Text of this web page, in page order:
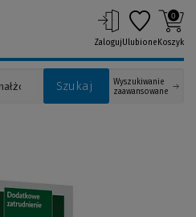
Szukaj
Wyszukiwanie
zaawansowane
ZalogujUlubione
0
Koszyk